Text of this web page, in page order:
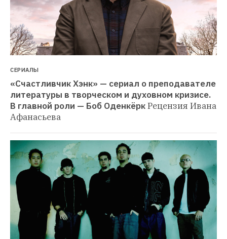
СЕРИАЛЫ
«Счастливчик Хэнк» — сериал о преподавателе
литературы в творческом и духовном кризисе.
В главной роли — Боб ОденкёркРецензия Ивана
Афанасьева